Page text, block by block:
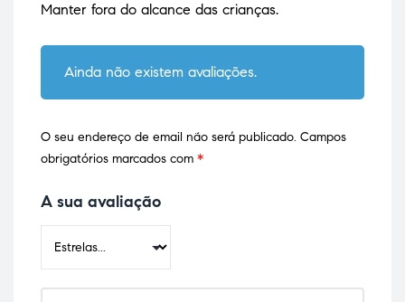
Manter fora do alcance das crianças.
Ainda não existem avaliações.
O seu endereço de email não será publicado. Campos
obrigatórios marcados com *
A sua avaliação